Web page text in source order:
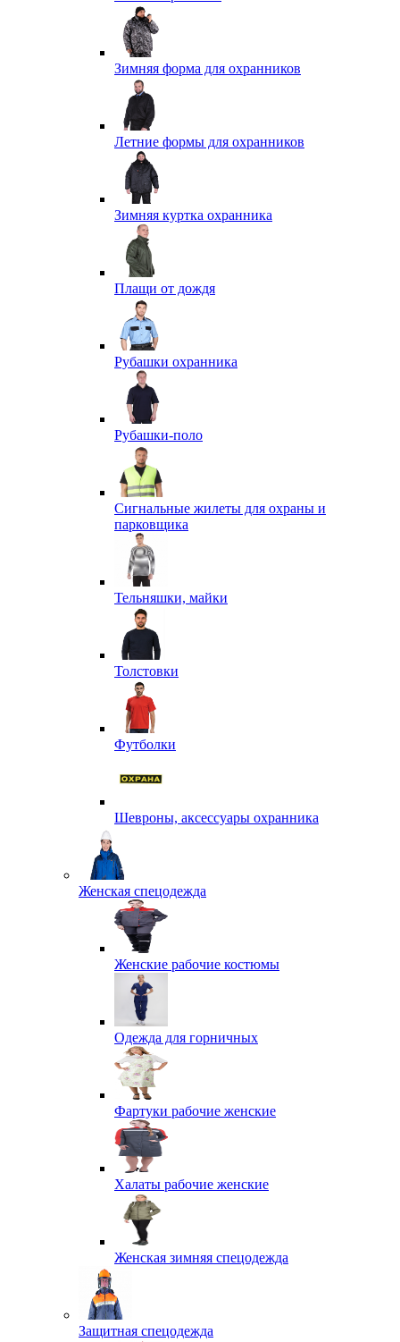
Зимняя форма для охранников
Летние формы для охранников
Зимняя куртка охранника
Плащи от дождя
Рубашки охранника
Рубашки-поло
Сигнальные жилеты для охраны и
парковщика
Тельняшки, майки
Толстовки
Футболки
Шевроны, аксессуары охранника
Женская спецодежда
Женские рабочие костюмы
Одежда для горничных
Фартуки рабочие женские
Халаты рабочие женские
Женская зимняя спецодежда
Защитная спецодежда